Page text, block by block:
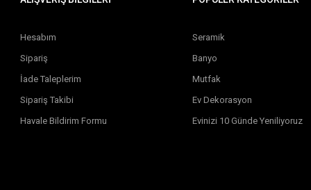
Hesabım
Sipariş
İade Taleplerim
Sipariş Takibi
Havale Bildirim Formu
Seramik
Banyo
Mutfak
Ev Dekorasyon
Evinizi 10 Günde Yeniliyoruz